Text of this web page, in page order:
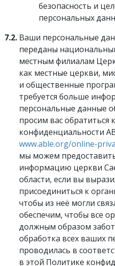
безопасность и
персональных
7.2. Ваши персональные
переданы
местным филиалам
как местные церкви,
и общественные
требуется больше
персональные данные
просим вас обратиться
конфиденциальности
www.able.org/online-
мы можем
информацию церкви
области, если вы
присоединиться к
чтобы из неё могли
обеспечим, чтобы все
должным образом
обработка всех ваших
проводилась в
в этой Политике